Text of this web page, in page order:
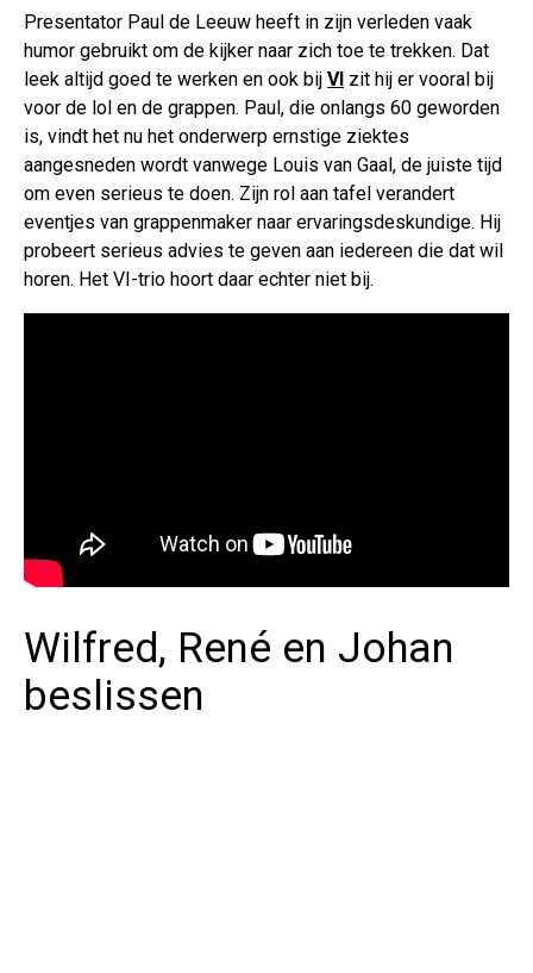
Presentator Paul de Leeuw heeft in zijn verleden vaak
humor gebruikt om de kijker naar zich toe te trekken. Dat
leek altijd goed te werken en ook bij VI zit hij er vooral bij
voor de lol en de grappen. Paul, die onlangs 60 geworden
is, vindt het nu het onderwerp ernstige ziektes
aangesneden wordt vanwege Louis van Gaal, de juiste tijd
om even serieus te doen. Zijn rol aan tafel verandert
eventjes van grappenmaker naar ervaringsdeskundige. Hij
probeert serieus advies te geven aan iedereen die dat wil
horen. Het VI-trio hoort daar echter niet bij.
Wilfred, René en Johan
beslissen